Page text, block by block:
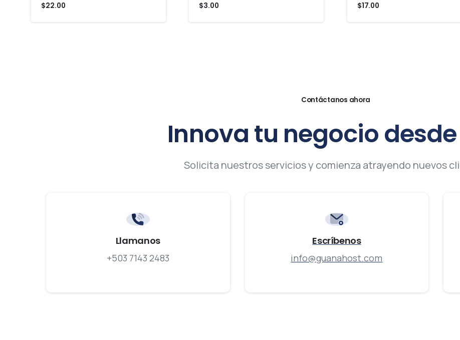
$22.00 $3.00 $17.00
Contáctanos ahora
Innovatu negociodesde
Solicita nuestros servicios y comienza atrayendo nuevos
Llamanos
+503 7143 2483
Escríbenos
info@guanahost.com